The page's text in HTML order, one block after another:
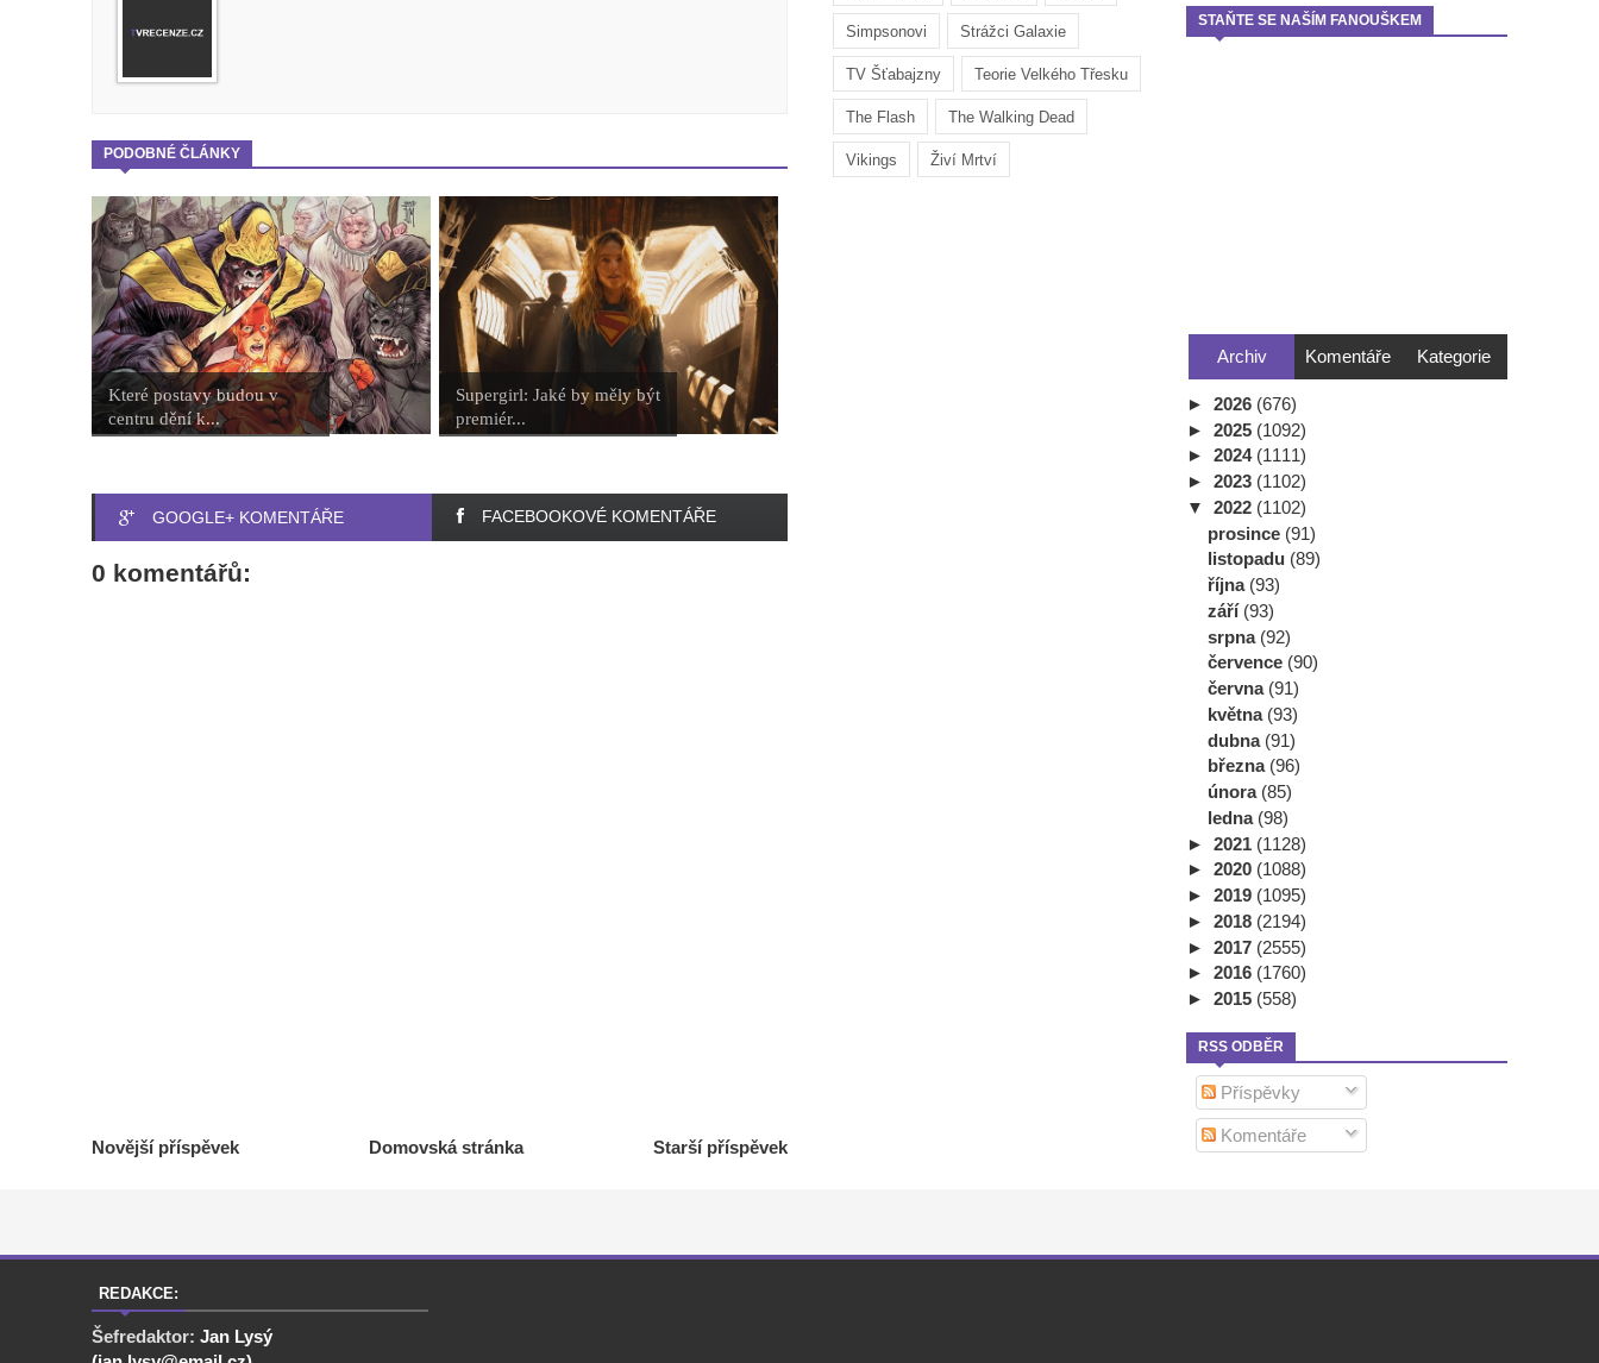
Simpsonovi Strážci Galaxie
TV Šťabajzny Teorie Velkého Třesku
The Flash The Walking Dead
Vikings Živí Mrtví
PODOBNÉ ČLÁNKY
Které postavy budou v
centru dění k...
Supergirl: Jaké by měly být
premiér...
GOOGLE+ KOMENTÁŘE FACEBOOKOVÉ KOMENTÁŘE
0 komentářů:
Novější příspěvek Starší příspěvek
Domovská stránka
STAŇTE SE NAŠÍM FANOUŠKEM
Archiv Komentáře Kategorie
► 2026 (676)
► 2025 (1092)
► 2024 (1111)
► 2023 (1102)
▼ 2022 (1102)
prosince (91)
listopadu (89)
října (93)
září (93)
srpna (92)
července (90)
června (91)
května (93)
dubna (91)
března (96)
února (85)
ledna (98)
► 2021 (1128)
► 2020 (1088)
► 2019 (1095)
► 2018 (2194)
► 2017 (2555)
► 2016 (1760)
► 2015 (558)
RSS ODBĚR
Příspěvky
Komentáře
REDAKCE:
Šefredaktor: Jan Lysý